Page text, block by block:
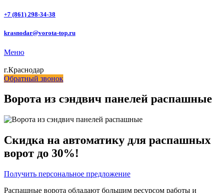
+7 (861) 298-34-38
krasnodar@vorota-top.ru
Меню
г.Краснодар
Обратный звонок
Ворота из сэндвич панелей распашные
Скидка на автоматику для распашных
ворот до 30%!
Получить персональное предложение
Распашные ворота обладают большим ресурсом работы и